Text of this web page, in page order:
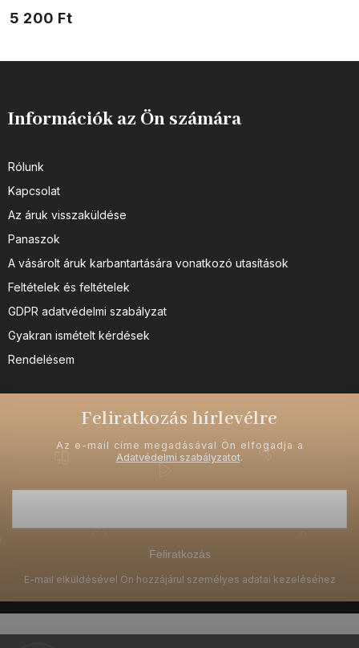
5 200 Ft
Információk az Ön számára
Rólunk
Kapcsolat
Az áruk visszaküldése
Panaszok
A vásárolt áruk karbantartására vonatkozó utasítások
Feltételek és feltételek
GDPR adatvédelmi szabályzat
Gyakran ismételt kérdések
Rendelésem
Feliratkozás hírlevélre
Az e-mail címe megadásával Ön elfogadja a
Adatvédelmi szabályzatot.
Feliratkozás